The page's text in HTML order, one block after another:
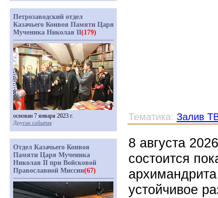
Тематика: Залив
8 августа
состоится
устойчивое
Петрозаводский отдел
Казачьего Конвоя Памяти Царя
Мученика Николая II(179)
основан 7 января 2023 г.
Другие события
Отдел Казачьего Конвоя
Памяти Царя Мученика
Николая II при Войсковой
Православной Миссии(67)